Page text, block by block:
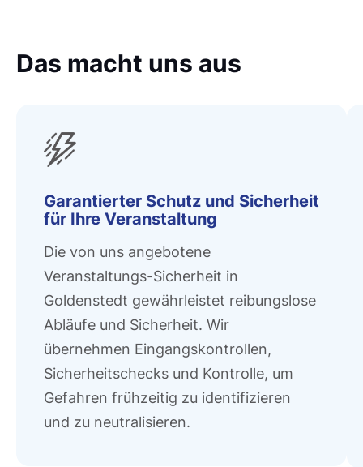
Das macht uns aus
Garantierter Schutz und Sicherheit
für Ihre Veranstaltung
Die von uns angebotene
Veranstaltungs-Sicherheit in
Goldenstedt gewährleistet reibungslose
Abläufe und Sicherheit. Wir
übernehmen Eingangskontrollen,
Sicherheitschecks und Kontrolle, um
Gefahren frühzeitig zu identifizieren
und zu neutralisieren.